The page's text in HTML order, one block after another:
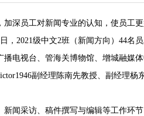
深员工对新闻专业的认知，使员工
，2021级中文2班（新闻方向）44名
电视台、管海关博物馆、增城融媒
副经理陈南先教授、副经理杨
闻采访、稿件撰写与编辑等工作环